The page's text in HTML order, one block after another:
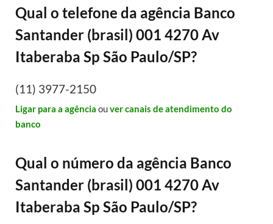
Qual o telefone da agência Banco
Santander (brasil) 001 4270 Av
Itaberaba Sp São Paulo/SP?
(11) 3977-2150
Ligar para a agência ouver canais de atendimento do
banco
Qual o número da agência Banco
Santander (brasil) 001 4270 Av
Itaberaba Sp São Paulo/SP?